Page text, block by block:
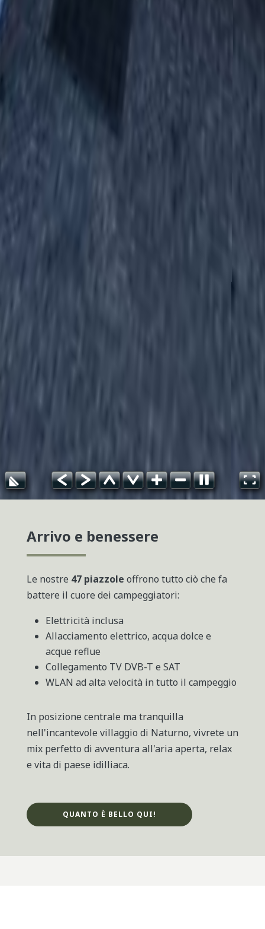
Arrivo e benessere
Le nostre 47 piazzole offrono tutto ciò che fa
battere il cuore dei campeggiatori:
Elettricità inclusa
Allacciamento elettrico, acqua dolce e
acque reflue
Collegamento TV DVB-T e SAT
WLAN ad alta velocità in tutto il campeggio
In posizione centrale ma tranquilla
nell'incantevole villaggio di Naturno, vivrete un
mix perfetto di avventura all'aria aperta, relax
e vita di paese idilliaca.
QUANTO È BELLO QUI!